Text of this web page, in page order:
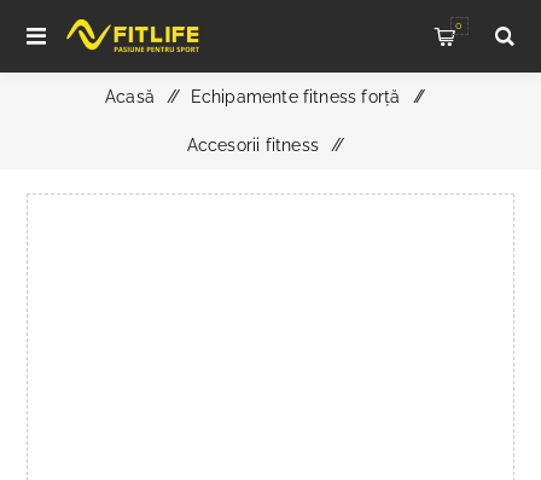
0
Acasă / Echipamente fitness forță /
Accesorii fitness /
ATX® Banner textil – logo ATX negru pe perete alb din